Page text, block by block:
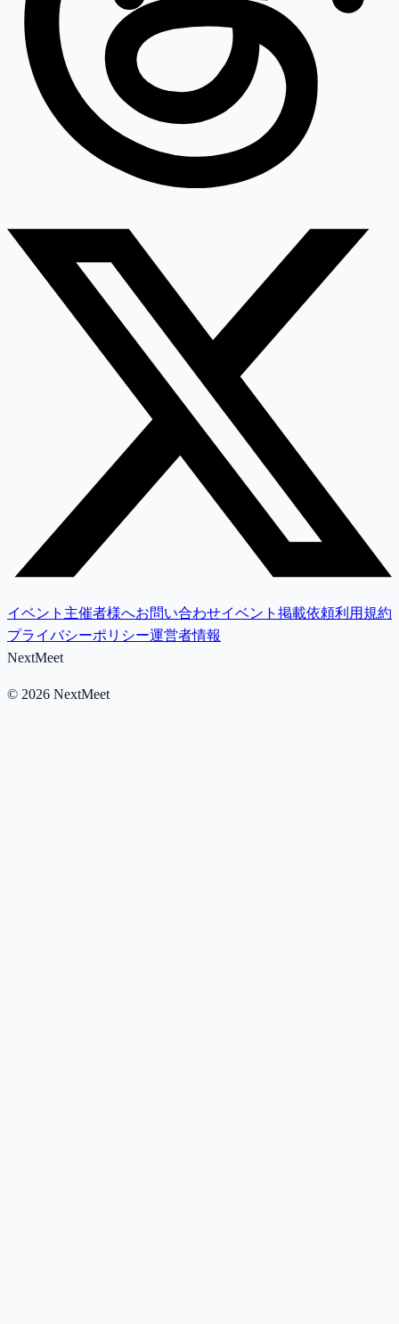
イベント主催者様へお問い合わせイベント掲載依頼利用規約
プライバシーポリシー運営者情報
NextMeet
© 2026 NextMeet